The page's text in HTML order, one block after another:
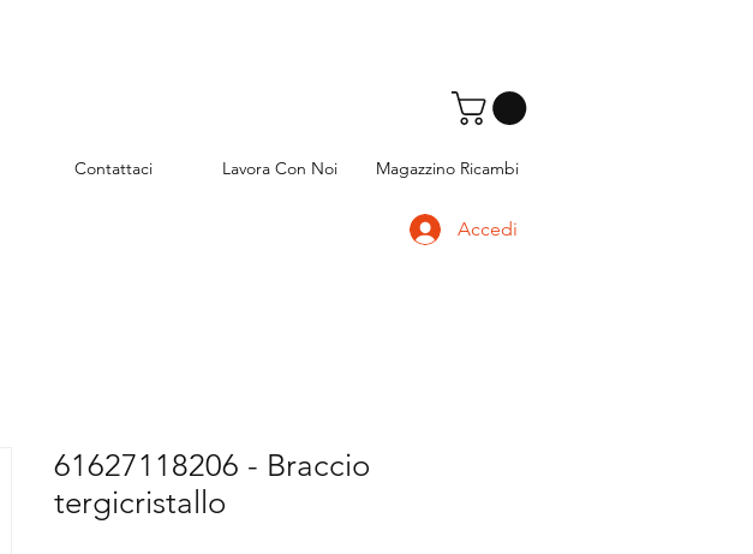
Contattaci Lavora Con Noi Magazzino Ricambi
Accedi
61627118206 - Braccio
tergicristallo